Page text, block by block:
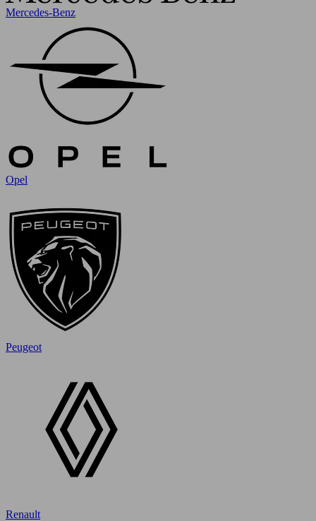
Mercedes-Benz
Opel
Peugeot
Renault